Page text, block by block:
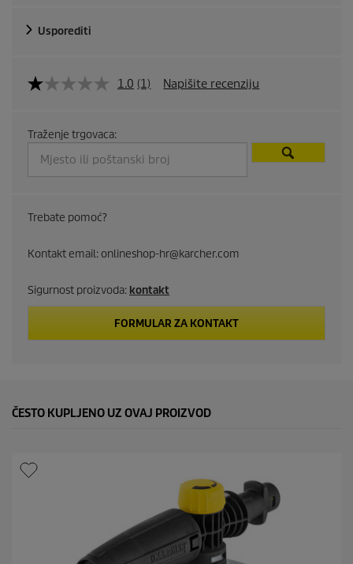
d
c
t
p
r
c
e
Usporediti
1.0 (1) Napišite recenziju
Traženje trgovaca:
Trebate pomoć?
Kontakt email: onlineshop-hr@karcher.com
Sigurnost proizvoda: kontakt
FORMULAR ZA KONTAKT
ČESTO KUPLJENO UZ OVAJ PROIZVOD